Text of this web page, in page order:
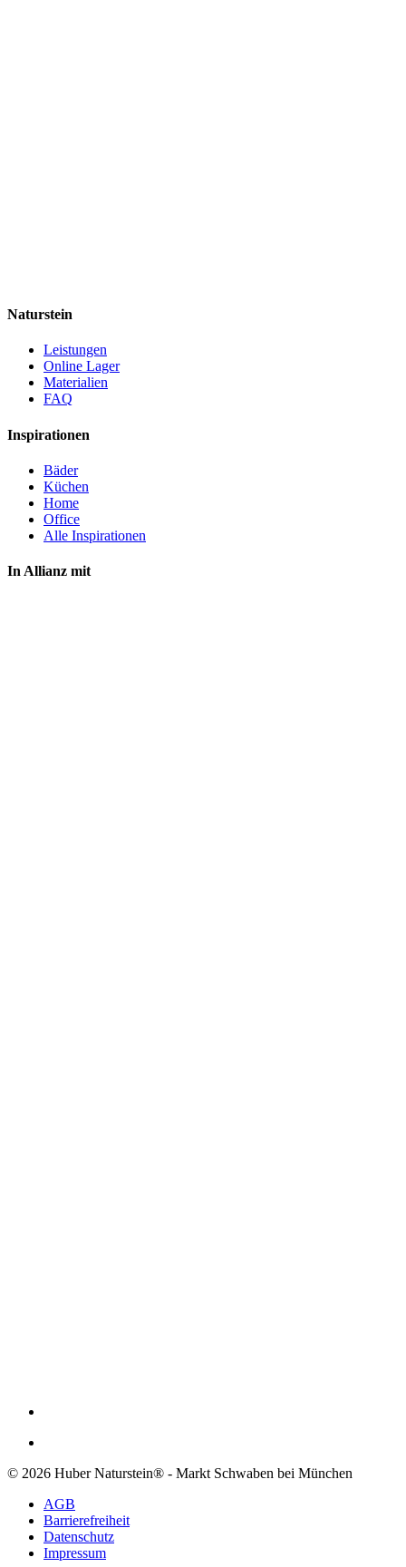
Naturstein
Leistungen
Online Lager
Materialien
FAQ
Inspirationen
Bäder
Küchen
Home
Office
Alle Inspirationen
In Allianz mit
© 2026 Huber Naturstein® - Markt Schwaben bei München
AGB
Barrierefreiheit
Datenschutz
Impressum